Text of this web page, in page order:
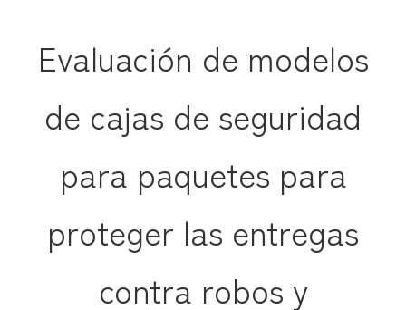
Evaluación de modelos
de cajas de seguridad
para paquetes para
proteger las entregas
contra robos y